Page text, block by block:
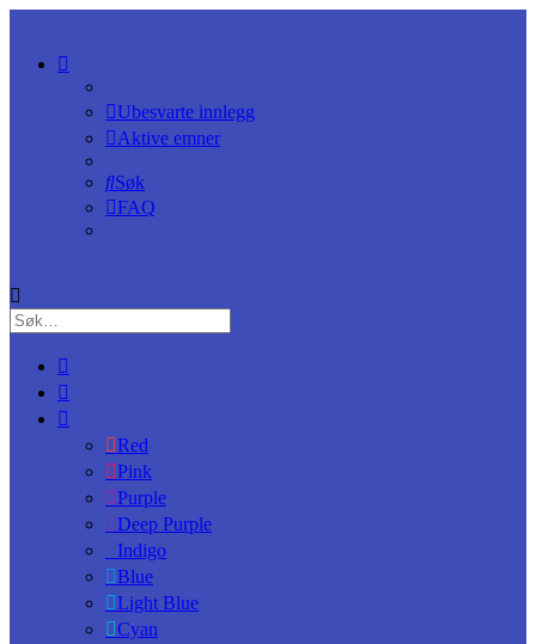
Ubesvarte innlegg
Aktive emner
Søk
FAQ
Red
Pink
Purple
Deep Purple
Indigo
Blue
Light Blue
Cyan